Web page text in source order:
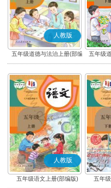
人教版
五年级道德与法治上册(部编
版)
五年级
人教版
五年级语文上册(部编版) 五年